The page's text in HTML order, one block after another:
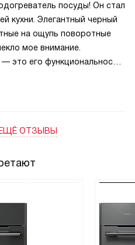
посуды! Он стал
кухни. Элегантный черный
на ощупь поворотные
мое внимание.
это его функциональность.
— все это
ОТЗЫВЫ